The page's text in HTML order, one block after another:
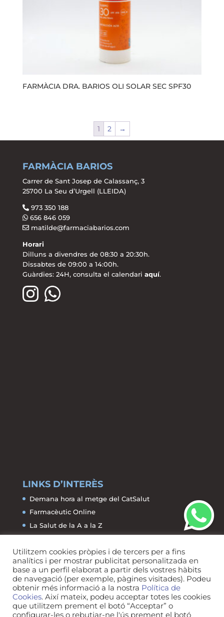
FARMÀCIA DRA. BARIOS OLI SOLAR SEC SPF30
1 2 →
FARMÀCIA BARIOS
Carrer de Sant Josep de Calassanç, 3
25700 La Seu d’Urgell (LLEIDA)
973 350 188
656 846 059
matilde@farmaciabarios.com
Horari
Dilluns a divendres de 08:30 a 20:30h.
Dissabtes de 09:00 a 14:00h.
Guàrdies: 24H, consulta el calendari aquí.
LINKS D’INTERÈS
Demana hora al metge del CatSalut
Farmacèutic Online
La Salut de la A a la Z
Avís legal
Política de privacitat
Política de Cookies
Utilitzem cookies pròpies i de tercers per a fins
analítics i per mostrar publicitat personalitzada en
base a un perfil elaborat a partir dels vostres hàbits
de navegació (per exemple, pàgines visitades). Podeu
obtenir més informació a la nostra Política de
Cookies. Així mateix, podeu acceptar totes les cookies
que utilitzem prement el botó “Acceptar” o
configurar-les o rebutjar-ne l'ús prement el botó